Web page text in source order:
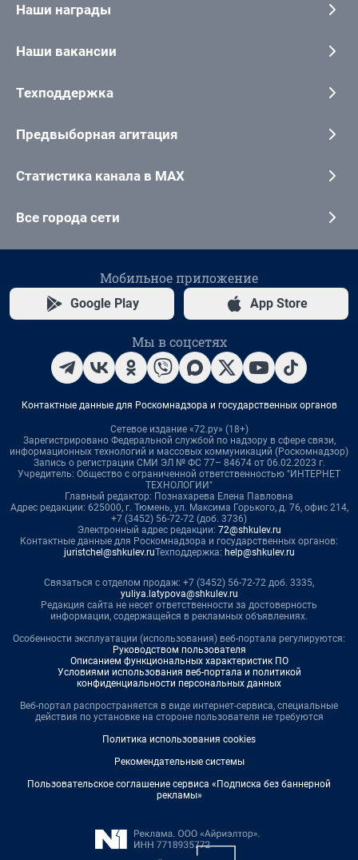
Наши награды
Наши вакансии
Техподдержка
Предвыборная агитация
Статистика канала в MAX
Все города сети
Мобильное приложение
Google Play App Store
Мы в соцсетях
Контактные данные для Роскомнадзора и государственных органов
Сетевое издание «72.ру» (18+)
Зарегистрировано Федеральной службой по надзору в сфере связи,
информационных технологий и массовых коммуникаций (Роскомнадзор)
Запись о регистрации СМИ ЭЛ № ФС 77– 84674 от 06.02.2023 г.
Учредитель: Общество с ограниченной ответственностью "ИНТЕРНЕТ
ТЕХНОЛОГИИ"
Главный редактор: Познахарева Елена Павловна
Адрес редакции: 625000, г. Тюмень, ул. Максима Горького, д. 76, офис 214,
+7 (3452) 56-72-72 (доб. 3736)
Электронный адрес редакции: 72@shkulev.ru
Контактные данные для Роскомнадзора и государственных органов:
juristchel@shkulev.ruТехподдержка: help@shkulev.ru
Связаться с отделом продаж: +7 (3452) 56-72-72 доб. 3335,
yuliya.latypova@shkulev.ru
Редакция сайта не несет ответственности за достоверность
информации, содержащейся в рекламных объявлениях.
Особенности эксплуатации (использования) веб-портала регулируются:
Руководством пользователя
Описанием функциональных характеристик ПО
Условиями использования веб-портала и политикой
конфиденциальности персональных данных
Веб-портал распространяется в виде интернет-сервиса, специальные
действия по установке на стороне пользователя не требуются
Политика использования cookies
Рекомендательные системы
Пользовательское соглашение сервиса «Подписка без баннерной
рекламы»